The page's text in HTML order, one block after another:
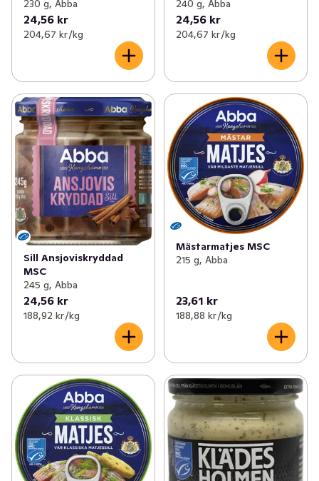
230 g, Abba
24,56 kr
204,67 kr /kg
240 g, Abba
24,56 kr
204,67 kr /kg
Sill Ansjoviskryddad
MSC
245 g, Abba
24,56 kr
188,92 kr /kg
Mästarmatjes MSC
215 g, Abba
23,61 kr
188,88 kr /kg